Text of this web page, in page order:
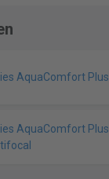
AquaComfort Plus
AquaComfort Plus